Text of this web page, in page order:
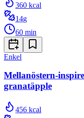
360 kcal
14g
60 min
Enkel
Mellanöstern-
granatäpple
456 kcal